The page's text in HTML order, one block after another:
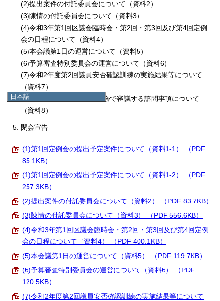
日本語
日本語
English
한국어
繁體中文
(2)提出案件の付託委員会について（資料2）
(3)陳情の付託委員会について（資料3）
(4)令和3年第1回区議会臨時会・第2回・第3回及び第4回定例
会の日程について（資料4）
(5)本会議第1日の運営について（資料5）
(6)予算審査特別委員会の運営について（資料6）
(7)令和2年度第2回議員安否確認訓練の実施結果等について
（資料7）
(8)2月19日の議会運営委員会で審議する諮問事項について
（資料8）
閉会宣告
(1)第1回定例会の提出予定案件について（資料1-1） （PDF
85.1KB）
(1)第1回定例会の提出予定案件について（資料1-2） （PDF
257.3KB）
(2)提出案件の付託委員会について（資料2） （PDF 83.7KB）
(3)陳情の付託委員会について（資料3） （PDF 556.6KB）
(4)令和3年第1回区議会臨時会・第2回・第3回及び第4回定例
会の日程について（資料4） （PDF 400.1KB）
(5)本会議第1日の運営について（資料5） （PDF 119.7KB）
(6)予算審査特別委員会の運営について（資料6） （PDF
120.5KB）
(7)令和2年度第2回議員安否確認訓練の実施結果等について